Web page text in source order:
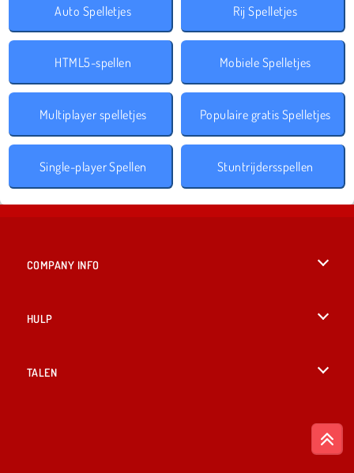
Auto Spelletjes Rij Spelletjes
HTML5-spellen Mobiele Spelletjes
Multiplayer spelletjes Populaire gratis Spelletjes
Single-player Spellen Stuntrijdersspellen
COMPANY INFO
HULP
TALEN